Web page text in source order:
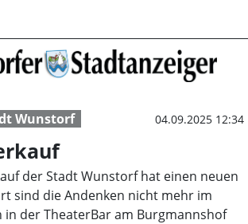
Wunstorf 04.09.2025 12:34
der Stadt Wunstorf hat einen neuen
sind die Andenken nicht mehr im
in der TheaterBar am Burgmannshof